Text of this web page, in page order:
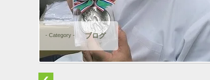
- Category - ブログ